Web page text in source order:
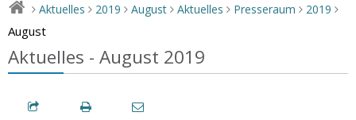
> Aktuelles > 2019 > August > Aktuelles > Presseraum > 2019 >
August
Aktuelles - August 2019